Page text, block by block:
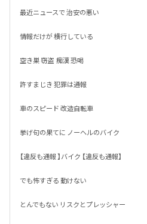
最近ニュースで 治安の悪い
情報だけが 横行している
空き巣 窃盗  痴漢 恐喝
許すまじき 犯罪は通報
車のスピード 改造自転車
挙げ句の果てに ノーヘルのバイク
【違反も通報 】バイク 【違反も通報】
でも怖すぎる 動けない
とんでもない リスクとプレッシャー